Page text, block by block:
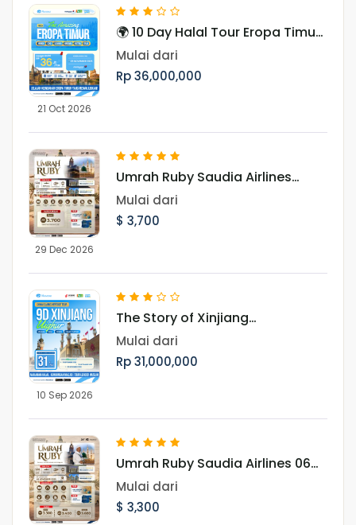
21 Oct 2026
🌍 10 Day Halal Tour Eropa Timur
Periode Oktober & November
Mulai dari
Rp 36,000,000
29 Dec 2026
Umrah Ruby Saudia Airlines
Landing Madinah 29 Desember
2026
Mulai dari
$ 3,700
10 Sep 2026
The Story of Xinjiang
UighurMenjelajah Pesona Jalur
Sutra, Pegunungan Tianshan,
dan Budaya Muslim Uighur
Mulai dari
Rp 31,000,000
Umrah Ruby Saudia Airlines 06
November 2026
Mulai dari
$ 3,300